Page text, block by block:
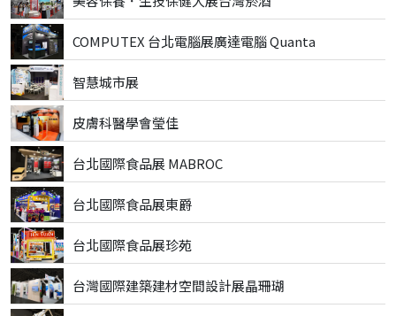
COMPUTEX 台北電腦展廣達電腦 Quanta
智慧城市展
皮膚科醫學會瑩佳
台北國際食品展 MABROC
台北國際食品展東爵
台北國際食品展珍苑
台灣國際建築建材空間設計展晶珊瑚